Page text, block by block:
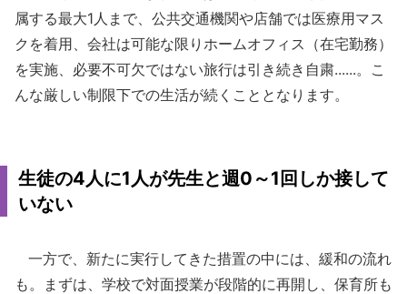
属する最大1人まで、公共交通機関や店舗では医療用マス
クを着用、会社は可能な限りホームオフィス（在宅勤務）
を実施、必要不可欠ではない旅行は引き続き自粛......。こ
んな厳しい制限下での生活が続くこととなります。
生徒の4人に1人が先生と週0～1回しか接して
いない
一方で、新たに実行してきた措置の中には、緩和の流れ
も。まずは、学校で対面授業が段階的に再開し、保育所も